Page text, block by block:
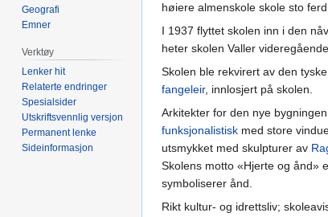
høiere almenskole skole sto
I 1937 flyttet skolen inn i den
heter skolen Valler
Skolen ble rekvirert av den
fangeleir, innlosjert på skolen.
Arkitekter for den nye
funksjonalistisk med store
utsmykket med skulpturer av
Skolens motto «Hjerte og ånd»
symboliserer ånd.
Rikt kultur- og idrettsliv;
Geografi
Emner
Verktøy
Lenker hit
Relaterte endringer
Spesialsider
Utskriftsvennlig versjon
Permanent lenke
Sideinformasjon